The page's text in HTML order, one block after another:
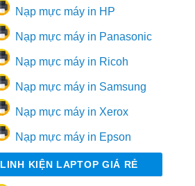
Nạp mực máy in HP
Nạp mực máy in Panasonic
Nạp mực máy in Ricoh
Nạp mực máy in Samsung
Nạp mực máy in Xerox
Nạp mực máy in Epson
LINH KIỆN LAPTOP GIÁ RẺ